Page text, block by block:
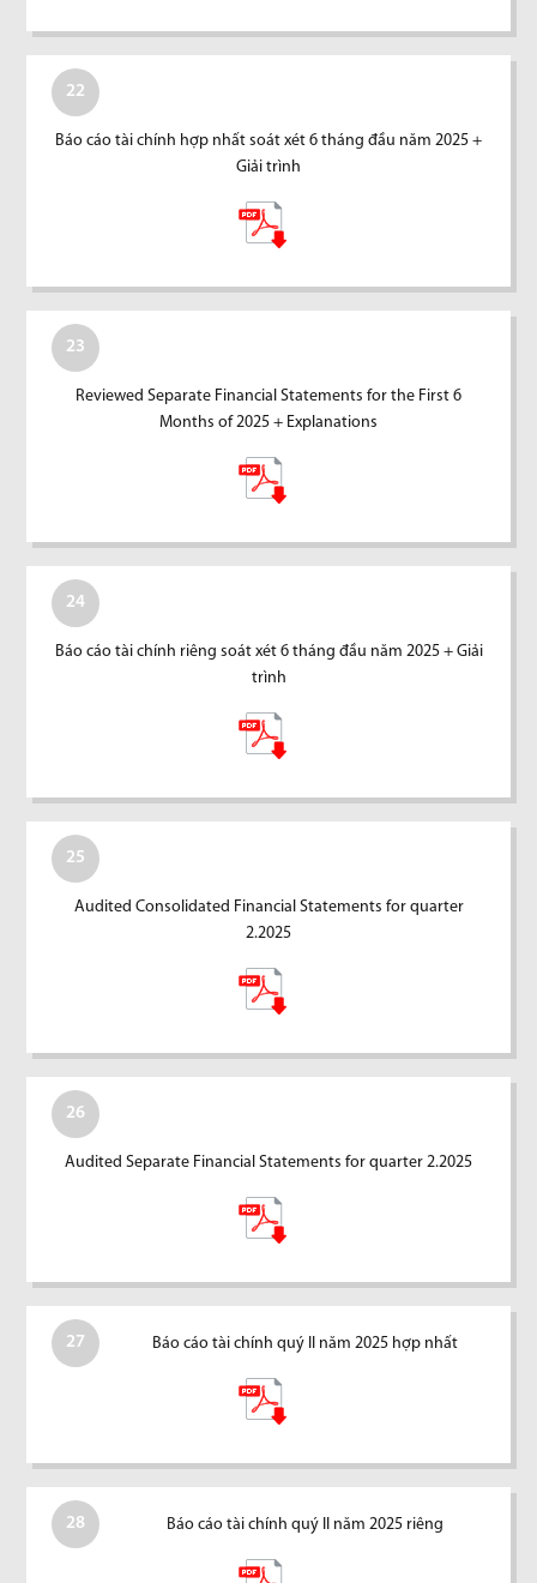
22
Báo cáo tài chính hợp nhất soát xét 6 tháng đầu năm 2025 +
Giải trình
23
Reviewed Separate Financial Statements for the First 6
Months of 2025 + Explanations
24
Báo cáo tài chính riêng soát xét 6 tháng đầu năm 2025 + Giải
trình
25
Audited Consolidated Financial Statements for quarter
2.2025
26
Audited Separate Financial Statements for quarter 2.2025
27 Báo cáo tài chính quý II năm 2025 hợp nhất
28 Báo cáo tài chính quý II năm 2025 riêng